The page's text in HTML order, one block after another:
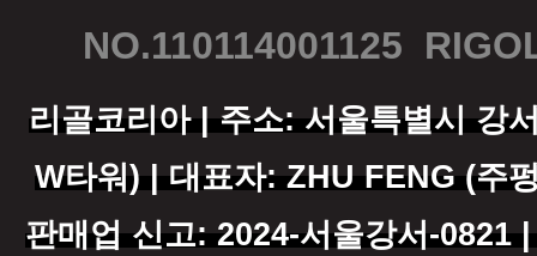
NO.110114001125
리골코리아 | 주소: 서울특별시 강
W타워) | 대표자: ZHU FENG (주
판매업 신고: 2024-서울강서-0821